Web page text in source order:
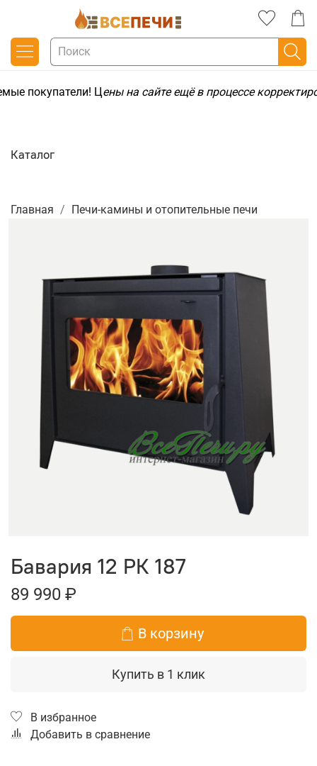
покупатели! Цены на сайте ещё в процессе
Главная Печи-камины и отопительные печи
Бавария 12 РК 187
89 990 ₽
В корзину
Купить в 1 клик
В избранное
Добавить в сравнение
Каталог